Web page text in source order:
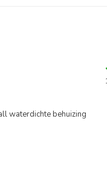
waterdichte behuizing